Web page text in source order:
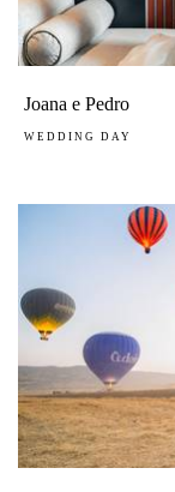
Joana e Pedro
WEDDING DAY